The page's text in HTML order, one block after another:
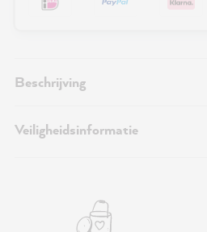
Beschrijving
Veiligheidsinformatie